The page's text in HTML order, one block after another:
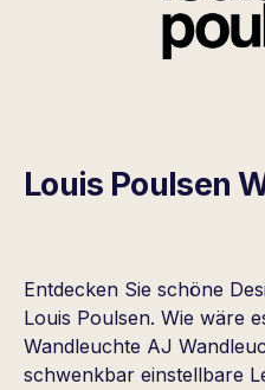
Louis Poulsen
Entdecken Sie schöne
Louis Poulsen. Wie wäre
Wandleuchte AJ
schwenkbar einstellbare